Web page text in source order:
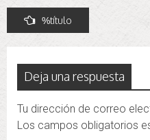
Navegación
de
%título
Deja una respuesta
Tu dirección de correo
Los campos obligatorios